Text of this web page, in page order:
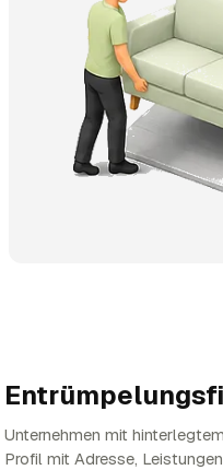
Unternehmen mit
Profil mit Adresse,